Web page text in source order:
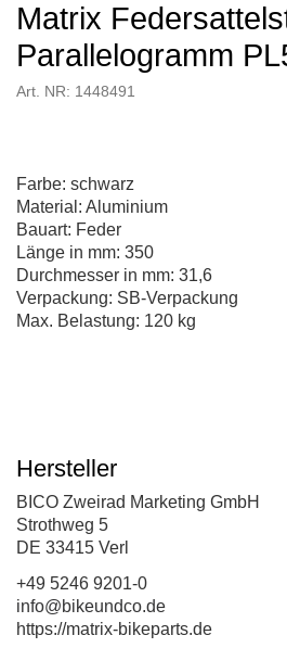
Matrix
Parallelogramm
Art. NR: 1448491
Farbe: schwarz
Material: Aluminium
Bauart: Feder
Länge in mm: 350
Durchmesser in mm: 31,6
Verpackung: SB-Verpackung
Max. Belastung: 120 kg
Hersteller
BICO Zweirad Marketing GmbH
Strothweg 5
DE 33415 Verl
+49 5246 9201-0
info@bikeundco.de
https://matrix-bikeparts.de